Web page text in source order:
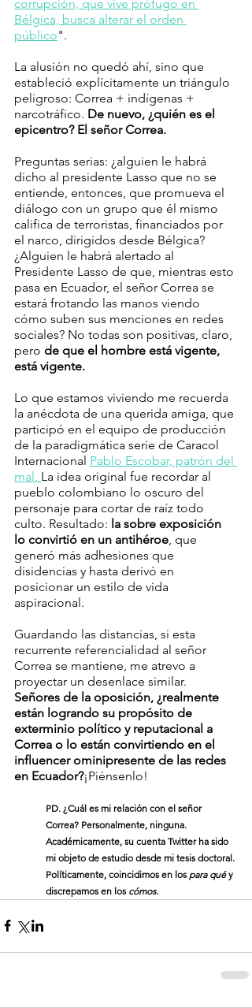
corrupción, que vive prófugo en
Bélgica, busca alterar el orden
público".
La alusión no quedó ahí, sino que
estableció explícitamente un triángulo
peligroso: Correa + indígenas +
narcotráfico. De nuevo, ¿quién es el
epicentro? El señor Correa.
Preguntas serias: ¿alguien le habrá
dicho al presidente Lasso que no se
entiende, entonces, que promueva el
diálogo con un grupo que él mismo
califica de terroristas, financiados por
el narco, dirigidos desde Bélgica?
¿Alguien le habrá alertado al
Presidente Lasso de que, mientras esto
pasa en Ecuador, el señor Correa se
estará frotando las manos viendo
cómo suben sus menciones en redes
sociales? No todas son positivas, claro,
pero de que el hombre está vigente,
está vigente.
Lo que estamos viviendo me recuerda
la anécdota de una querida amiga, que
participó en el equipo de producción
de la paradigmática serie de Caracol
Internacional Pablo Escobar, patrón del
mal. La idea original fue recordar al
pueblo colombiano lo oscuro del
personaje para cortar de raíz todo
culto. Resultado: la sobre exposición
lo convirtió en un antihéroe , que
generó más adhesiones que
disidencias y hasta derivó en
posicionar un estilo de vida
aspiracional.
Guardando las distancias, si esta
recurrente referencialidad al señor
Correa se mantiene, me atrevo a
proyectar un desenlace similar.
Señores de la oposición, ¿realmente
están logrando su propósito de
exterminio político y reputacional a
Correa o lo están convirtiendo en el
influencer ominipresente de las redes
en Ecuador?¡Piénsenlo!
PD. ¿Cuál es mi relación con el señor
Correa? Personalmente, ninguna.
Académicamente, su cuenta Twitter ha sido
mi objeto de estudio desde mi tesis doctoral.
Políticamente, coincidimos en los para qué y
discrepamos en los cómos.